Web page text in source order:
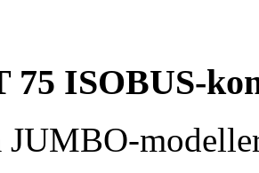
75 ISOBUS-